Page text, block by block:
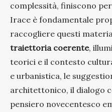
complessità, finiscono
Irace è fondamentale
raccogliere questi
traiettoria coerente,
teorici e il contesto
e urbanistica, le
architettonico, il dialogo
pensiero novecentesco